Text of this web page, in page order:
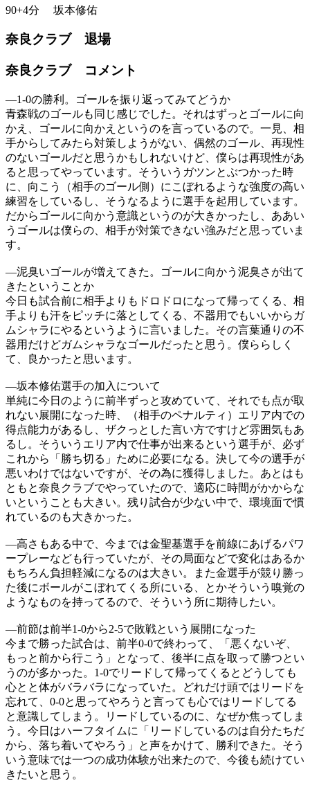
90+4分 坂本修佑
奈良クラブ 退場
奈良クラブ コメント
―1-0の勝利。ゴールを振り返ってみてどうか
青森戦のゴールも同じ感じでした。それはずっとゴールに向
かえ、ゴールに向かえというのを言っているので。一見、相
手からしてみたら対策しようがない、偶然のゴール、再現性
のないゴールだと思うかもしれないけど、僕らは再現性があ
ると思ってやっています。そういうガツンとぶつかった時
に、向こう（相手のゴール側）にこぼれるような強度の高い
練習をしているし、そうなるように選手を起用しています。
だからゴールに向かう意識というのが大きかったし、ああい
うゴールは僕らの、相手が対策できない強みだと思っていま
す。
―泥臭いゴールが増えてきた。ゴールに向かう泥臭さが出て
きたということか
今日も試合前に相手よりもドロドロになって帰ってくる、相
手よりも汗をピッチに落としてくる、不器用でもいいからガ
ムシャラにやるというように言いました。その言葉通りの不
器用だけどガムシャラなゴールだったと思う。僕ららしく
て、良かったと思います。
―坂本修佑選手の加入について
単純に今日のように前半ずっと攻めていて、それでも点が取
れない展開になった時、（相手のペナルティ）エリア内での
得点能力があるし、ザクっとした言い方ですけど雰囲気もあ
るし。そういうエリア内で仕事が出来るという選手が、必ず
これから「勝ち切る」ために必要になる。決して今の選手が
悪いわけではないですが、その為に獲得しました。あとはも
ともと奈良クラブでやっていたので、適応に時間がかからな
いということも大きい。残り試合が少ない中で、環境面で慣
れているのも大きかった。
―高さもある中で、今までは金聖基選手を前線にあげるパワ
ープレーなども行っていたが、その局面などで変化はあるか
もちろん負担軽減になるのは大きい。また金選手が競り勝っ
た後にボールがこぼれてくる所にいる、とかそういう嗅覚の
ようなものを持ってるので、そういう所に期待したい。
―前節は前半1-0から2-5で敗戦という展開になった
今まで勝った試合は、前半0-0で終わって、「悪くないぞ、
もっと前から行こう」となって、後半に点を取って勝つとい
うのが多かった。1-0でリードして帰ってくるとどうしても
心とと体がバラバラになっていた。どれだけ頭ではリードを
忘れて、0-0と思ってやろうと言っても心ではリードしてる
と意識してしまう。リードしているのに、なぜか焦ってしま
う。今日はハーフタイムに「リードしているのは自分たちだ
から、落ち着いてやろう」と声をかけて、勝利できた。そう
いう意味では一つの成功体験が出来たので、今後も続けてい
きたいと思う。